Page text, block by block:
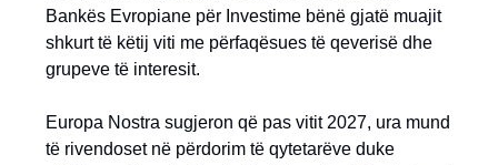
Bankës Evropiane për Investime bënë gjatë muajit
shkurt të këtij viti me përfaqësues të qeverisë dhe
grupeve të interesit.
Europa Nostra sugjeron që pas vitit 2027, ura mund
të rivendoset në përdorim të qytetarëve duke